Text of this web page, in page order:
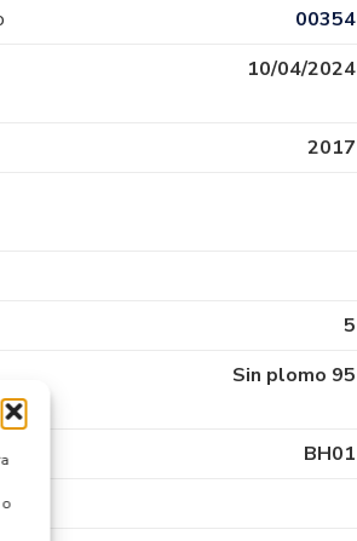
00354
10/04/2024
2017
5
Sin plomo 95
BH01